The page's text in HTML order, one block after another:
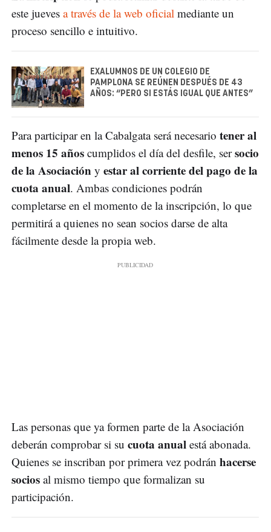
este jueves a través de la web oficial mediante un
proceso sencillo e intuitivo.
EXALUMNOS DE UN COLEGIO DE
PAMPLONA SE REÚNEN DESPUÉS DE 43
AÑOS: “PERO SI ESTÁS IGUAL QUE ANTES”
Para participar en la Cabalgata será necesario tener al
menos 15 años cumplidos el día del desfile, sersocio
de la Asociación y estar al corriente del pago de la
cuota anual. Ambas condiciones podrán
completarse en el momento de la inscripción, lo que
permitirá a quienes no sean socios darse de alta
fácilmente desde la propia web.
Las personas que ya formen parte de la Asociación
deberán comprobar si su cuota anual está abonada.
Quienes se inscriban por primera vez podrán hacerse
socios al mismo tiempo que formalizan su
participación.